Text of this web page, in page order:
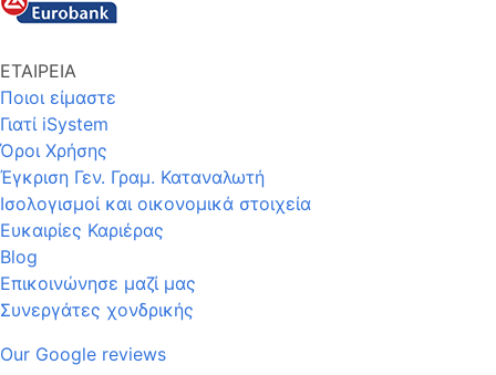
ΕΤΑΙΡΕΙΑ
Ποιοι είμαστε
Γιατί iSystem
Όροι Χρήσης
Έγκριση Γεν. Γραμ. Καταναλωτή
Ισολογισμοί και οικονομικά στοιχεία
Ευκαιρίες Καριέρας
Blog
Επικοινώνησε μαζί μας
Συνεργάτες χονδρικής
Our Google reviews